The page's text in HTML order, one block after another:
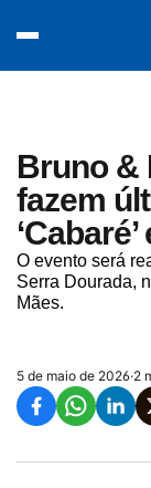
Bruno &
fazem
O evento será
Serra Dourada,
Mães.
5 de maio de 2026·2
acontece
vídeos
pod020